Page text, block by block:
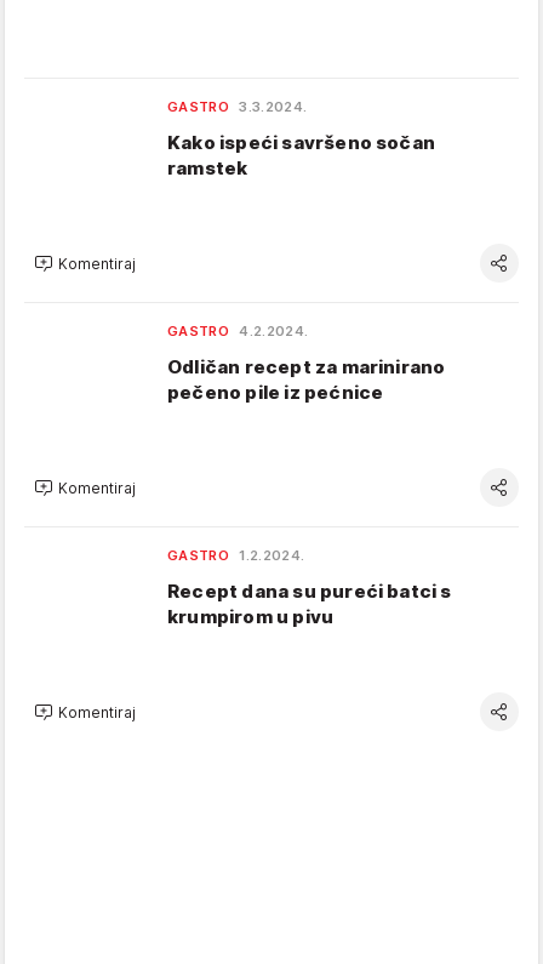
GASTRO 3.3.2024.
Kako ispeći savršeno sočan
ramstek
Komentiraj
GASTRO 4.2.2024.
Odličan recept za marinirano
pečeno pile iz pećnice
Komentiraj
GASTRO 1.2.2024.
Recept dana su pureći batci s
krumpirom u pivu
Komentiraj